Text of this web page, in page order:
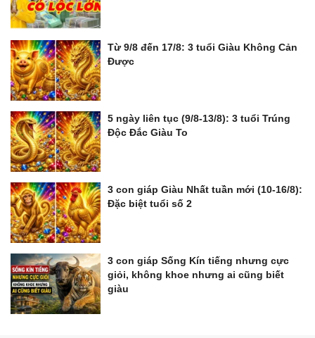
Từ 9/8 đến 17/8: 3 tuổi Giàu Không Cản
Được
5 ngày liên tục (9/8-13/8): 3 tuổi Trúng
Độc Đắc Giàu To
3 con giáp Giàu Nhất tuần mới (10-16/8):
Đặc biệt tuổi số 2
3 con giáp Sống Kín tiếng nhưng cực
giỏi, không khoe nhưng ai cũng biết
giàu